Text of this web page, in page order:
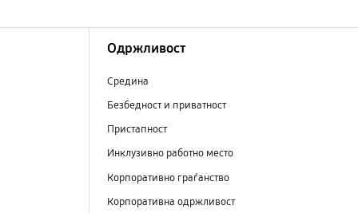
Одржливост
Средина
Безбедност и приватност
Пристапност
Инклузивно работно место
Корпоративно граѓанство
Корпоративна одржливост